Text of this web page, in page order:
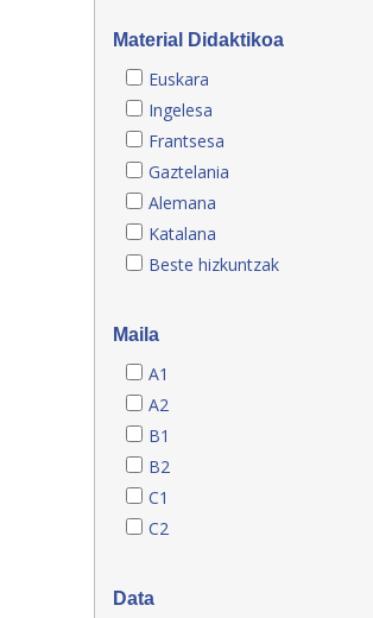
Material Didaktikoa
Euskara
Ingelesa
Frantsesa
Gaztelania
Alemana
Katalana
Beste hizkuntzak
Maila
A1
A2
B1
B2
C1
C2
Data